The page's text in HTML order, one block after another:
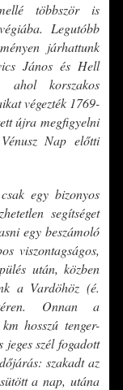
többször is
Legutóbb
járhattunk
János és Hell
ahol korszakos
végezték 1769-
újra megfigyelni
Nap előtti
egy bizonyos
segítséget
egy beszámoló
viszontagságos,
után, közben
a Vardöhöz (é.
Onnan a
hosszú tenger-
szél fogadott
szakadt az
a nap, utána